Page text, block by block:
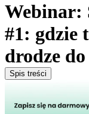
Webinar:
#1: gdzie
drodze
Spis treści